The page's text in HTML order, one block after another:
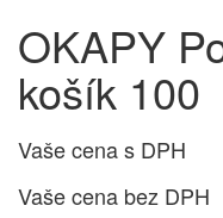
OKAPY
košík 100
Vaše cena s DPH
Vaše cena bez DPH